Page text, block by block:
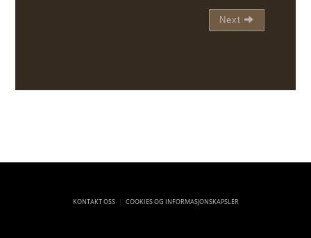
Next
KONTAKT OSS COOKIES OG INFORMASJONSKAPSLER